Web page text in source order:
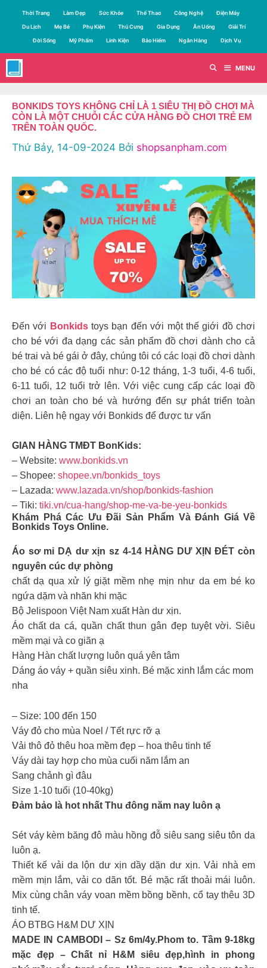
dung
Thời Trang Làm Đẹp Sức Khỏe Thể Thao Công Nghệ Điện Máy
Du Lịch Mẹ Bé Phụ Kiện Thú Cưng Gia Dụng Ăn Uống Giải Trí
Đời Sống Mỹ Phẩm Linh Kiện Bảo Hiểm Ngân Hàng Dịch Vụ
MENU
BONKIDS TOYS KHÔNG CHỈ LÀ 1 SIÊU THỊ ĐỒ CHƠI MÀ
CÒN LÀ MỘT CHUỖI CÁC CỬA HÀNG ĐỒ CHƠI TRẺ EM
TRÊN TOÀN QUỐC.
Thứ Bảy, 14-09-2024 Bởi shopsanpham.com
Đến với Bonkids toys bạn đến với một thế giới đồ chơi
cho bé với đa dạng các sản phẩm đồ chơi dành cho cả
bé trai và bé gái ở đây, chúng tôi có các loại đồ chơi dành
cho bé có các độ tuổi như: 0-12 tháng, 1-3 tuổi, 4-6 tuổi,
6-11 tuổi, 12 tuổi trở lên. Với việc cung cấp các loại đồ
chơi an toàn cho bé và hướng đến sự phát triển toàn
diện. Liên hệ ngay với Bonkids để được tư vấn
GIAN HÀNG TMĐT BonKids:
– Website: www.bonkids.vn
– Shopee: shopee.vn/bonkids_toys
– Lazada: www.lazada.vn/shop/bonkids-fashion
– Tiki: tiki.vn/cua-hang/shop-me-va-be-yeu-bonkids
Khám Phá Các Ưu Đãi Sản Phẩm Và Đánh Giá Về
Bonkids Toys Online.
Áo sơ mi DẠ dư xịn sz 4-14 HÀNG DƯ XỊN ĐÉT còn
nguyên cúc dự phòng
chất dạ qua xử lý giặt mềm nhẹ mịn như da em bé ko
ngứa dặm và nhăn khi mặc
Bộ Jelispoon Việt Nam xuất Hàn dư xịn.
Áo chất da cá, quần chất thun gân đẹp tuyệt vời. Siêu
mềm mại và co giãn ạ
Hàng Hàn chất lượng luôn quá yên tâm
Dáng áo váy + quần siêu xinh. Bé mặc xinh lắm các mom
nha
– Size: 100 đến 150
Váy đỏ cho mùa Noel / Tết rực rỡ ạ
Vải thô đỏ thêu hoa mềm đẹp – hoa thêu tinh tế
Váy dài tay hợp cho mùa cuối năm lắm an
Sang chảnh gì đâu
Size 1-10 tuổi (10-40kg)
Đảm bảo là hot nhất Thu đông năm nay luôn ạ
Sét váy kèm băng đô màu hồng đỗ siêu sang siêu tôn da
luôn ạ.
Thiết kế vải da lộn dư xịn dầy dặn dư xịn. Vải nhà em
mềm mịn lắm, vải co dãn tốt. Bé mặc rất thoải mái luôn.
Mix cùng chân váy voan mềm bồng bềnh, cổ tay thêu 3D
tinh tế.
ÁO BTBG H&M DƯ XỊN
MADE IN CAMBODI – Sz 6m/4y.Phom to. Tầm 9-18kg
mặc đẹp – Chất nỉ H&M siêu đẹp,hình in phong